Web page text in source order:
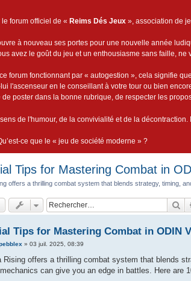
forum officiel de « Reims Dés Jeux », association de
à nouveau ses portes pour une nouvelle année
avez le goût du jeu et un enthousiasme sans faille,
forum fonctionnant par « autogestion », cela signifie
lui l'ascenseur en le conseillant à votre tour ou bien
de poster dans la bonne rubrique, de respecter les
de l'humour, de la convivialité et de la
ce que le « jeu de société moderne » ?
Tips for Mastering Combat in
offers a thrilling combat system that blends strategy, timing,
Tips for Mastering Combat in ODIN
» 03 juil. 2025, 08:39
Rising offers a thrilling combat system that blends
can give you an edge in battles. Here are